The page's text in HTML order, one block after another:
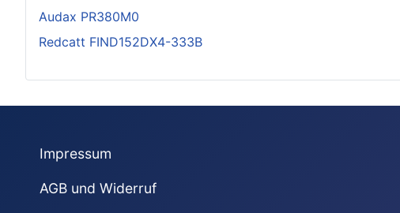
Audax PR380M0
Redcatt FIND152DX4-333B
Impressum
AGB und Widerruf